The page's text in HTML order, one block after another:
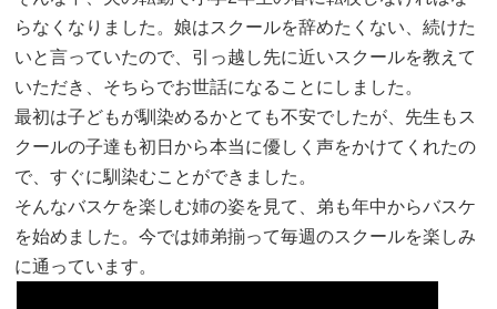
らなくなりました。娘はスクールを辞めたくない、続けた
いと言っていたので、引っ越し先に近いスクールを教えて
いただき、そちらでお世話になることにしました。
最初は子どもが馴染めるかとても不安でしたが、先生もス
クールの子達も初日から本当に優しく声をかけてくれたの
で、すぐに馴染むことができました。
そんなバスケを楽しむ姉の姿を見て、弟も年中からバスケ
を始めました。今では姉弟揃って毎週のスクールを楽しみ
に通っています。